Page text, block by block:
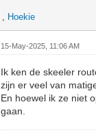
, Hoekie
15-May-2025, 11:06 AM
Ik ken de skeeler
zijn er veel van
En hoewel ik ze niet
gaan.